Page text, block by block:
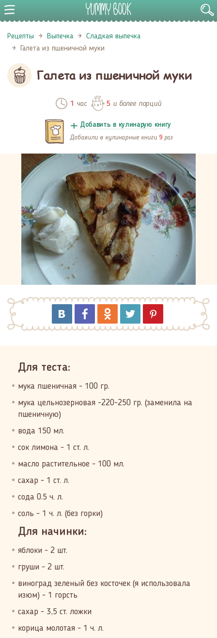
Рецепты Выпечка
Сладкая выпечка
Галета из пшеничной муки
Галета из пшеничной муки
1 час 5 и более порций
Добавить в кулинарую книгу
Добавили в кулинарные книги 9 раз
Для теста:
мука пшеничная - 100 гр.
мука цельнозерновая -220-250 гр. (заменила на
пшеничную)
вода 150 мл.
сок лимона - 1 ст. л.
масло растительное - 100 мл.
сахар - 1 ст. л.
сода 0.5 ч. л.
соль - 1 ч. л. (без горки)
Для начинки:
яблоки - 2 шт.
груши - 2 шт.
виноград зеленый без косточек (я использовала
изюм) - 1 горсть
сахар - 3,5 ст. ложки
корица молотая - 1 ч. л.